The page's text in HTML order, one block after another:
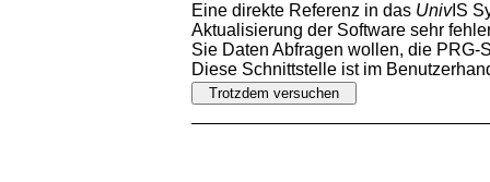
Eine direkte Referenz in das UnivIS
Aktualisierung der Software sehr
Sie Daten Abfragen wollen, die PRG-
Diese Schnittstelle ist im